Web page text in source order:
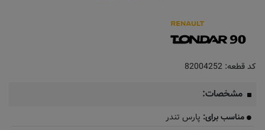
کد قطعه: 82004252
مشخصات:
مناسب برای: پارس تندر